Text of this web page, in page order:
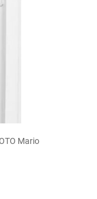
Mario